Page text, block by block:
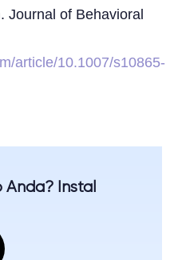
Journal of Behavioral
article/10.1007/s10865-
Instal